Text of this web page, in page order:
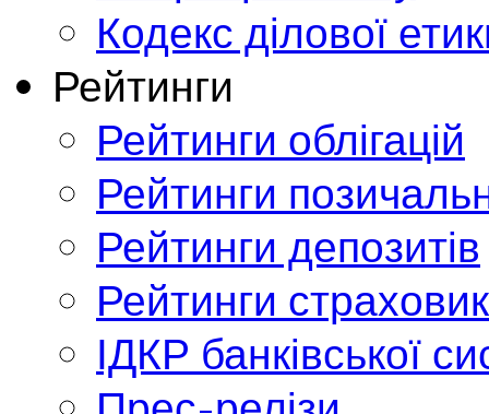
Кодекс ділової
Рейтинги
Рейтинги облігацій
Рейтинги
Рейтинги депозитів
Рейтинги
ІДКР банківської